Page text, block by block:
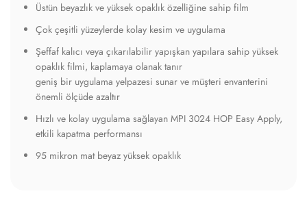
Üstün beyazlık ve yüksek opaklık özelliğine sahip film
Çok çeşitli yüzeylerde kolay kesim ve uygulama
Şeffaf kalıcı veya çıkarılabilir yapışkan yapılara sahip yüksek
opaklık filmi, kaplamaya olanak tanır
geniş bir uygulama yelpazesi sunar ve müşteri envanterini
önemli ölçüde azaltır
Hızlı ve kolay uygulama sağlayan MPI 3024 HOP Easy Apply,
etkili kapatma performansı
95 mikron mat beyaz yüksek opaklık